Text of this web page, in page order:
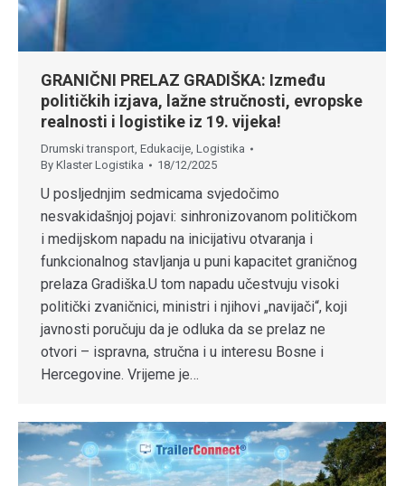
GRANIČNI PRELAZ GRADIŠKA: Između
političkih izjava, lažne stručnosti, evropske
realnosti i logistike iz 19. vijeka!
Drumski transport Edukacije Logistika
By Klaster Logistika 18/12/2025
U posljednjim sedmicama svjedočimo
nesvakidašnjoj pojavi: sinhronizovanom političkom
i medijskom napadu na inicijativu otvaranja i
funkcionalnog stavljanja u puni kapacitet graničnog
prelaza Gradiška.U tom napadu učestvuju visoki
politički zvaničnici, ministri i njihovi „navijači“, koji
javnosti poručuju da je odluka da se prelaz ne
otvori – ispravna, stručna i u interesu Bosne i
Hercegovine. Vrijeme je…